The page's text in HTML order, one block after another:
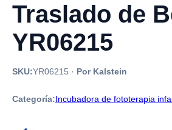
Traslado de
YR06215
SKU:YR06215 · Por Kalstein
Categoría:Incubadora de fototerapia